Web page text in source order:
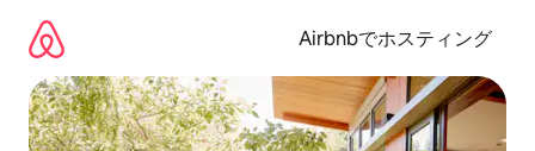
Airbnbでホスティング